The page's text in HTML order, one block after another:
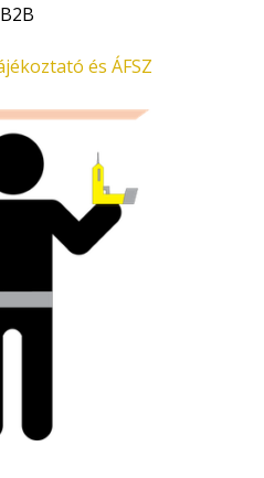
B2B
és ÁFSZ